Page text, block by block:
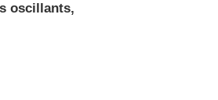
oscillants,